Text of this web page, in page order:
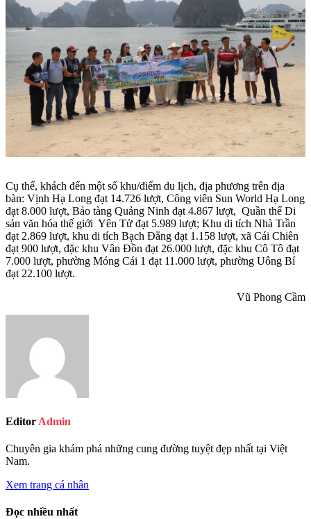
Cụ thể, khách đến một số khu/điểm du lịch, địa phương trên địa
bàn: Vịnh Hạ Long đạt 14.726 lượt, Công viên Sun World Hạ Long
đạt 8.000 lượt, Bảo tàng Quảng Ninh đạt 4.867 lượt, Quần thể Di
sản văn hóa thế giới Yên Tử đạt 5.989 lượt; Khu di tích Nhà Trần
đạt 2.869 lượt, khu di tích Bạch Đằng đạt 1.158 lượt, xã Cái Chiên
đạt 900 lượt, đặc khu Vân Đồn đạt 26.000 lượt, đặc khu Cô Tô đạt
7.000 lượt, phường Móng Cái 1 đạt 11.000 lượt, phường Uông Bí
đạt 22.100 lượt.
Vũ Phong Cầm
Editor Admin
Chuyên gia khám phá những cung đường tuyệt đẹp nhất tại Việt
Nam.
Xem trang cá nhân
Đọc nhiều nhất